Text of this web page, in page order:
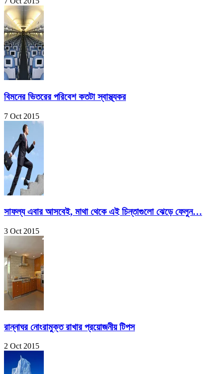
বিমনের ভিতরের পরিবেশ কতটা স্বাস্থ্যকর
7 Oct 2015
সাফল্য এবার আসবেই, মাথা থেকে এই চিন্তাগুলো ঝেড়ে ফেলুন…
3 Oct 2015
রান্নাঘর নোংরামুক্ত রাখার প্রয়োজনীয় টিপস
2 Oct 2015